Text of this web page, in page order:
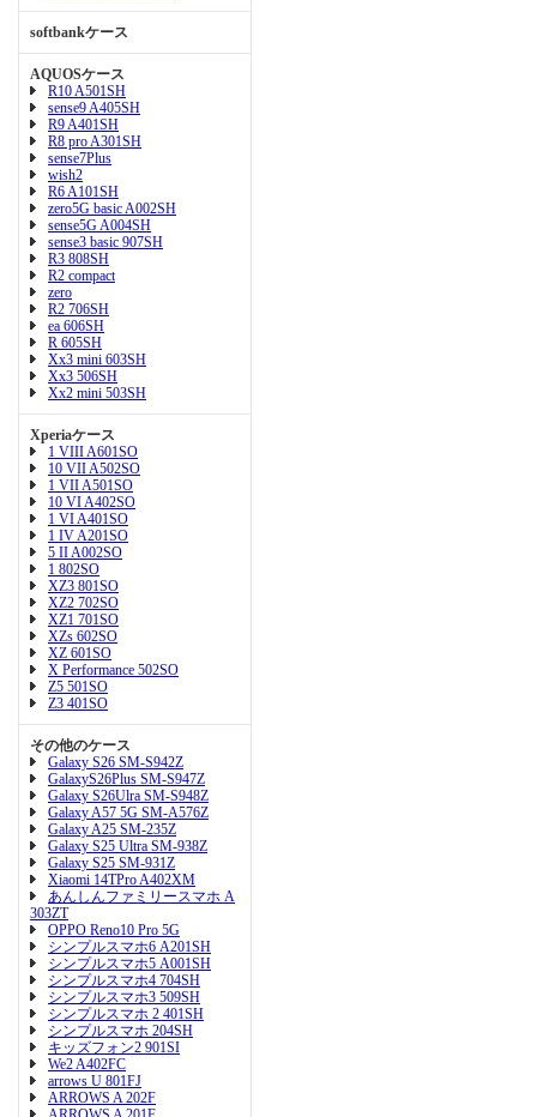
softbankケース
AQUOSケース
R10 A501SH
sense9 A405SH
R9 A401SH
R8 pro A301SH
sense7Plus
wish2
R6 A101SH
zero5G basic A002SH
sense5G A004SH
sense3 basic 907SH
R3 808SH
R2 compact
zero
R2 706SH
ea 606SH
R 605SH
Xx3 mini 603SH
Xx3 506SH
Xx2 mini 503SH
Xperiaケース
1 VIII A601SO
10 VII A502SO
1 VII A501SO
10 VI A402SO
1 VI A401SO
1 IV A201SO
5 II A002SO
1 802SO
XZ3 801SO
XZ2 702SO
XZ1 701SO
XZs 602SO
XZ 601SO
X Performance 502SO
Z5 501SO
Z3 401SO
その他のケース
Galaxy S26 SM-S942Z
GalaxyS26Plus SM-S947Z
Galaxy S26Ulra SM-S948Z
Galaxy A57 5G SM-A576Z
Galaxy A25 SM-235Z
Galaxy S25 Ultra SM-938Z
Galaxy S25 SM-931Z
Xiaomi 14TPro A402XM
あんしんファミリースマホ A
303ZT
OPPO Reno10 Pro 5G
シンプルスマホ6 A201SH
シンプルスマホ5 A001SH
シンプルスマホ4 704SH
シンプルスマホ3 509SH
シンプルスマホ 2 401SH
シンプルスマホ 204SH
キッズフォン2 901SI
We2 A402FC
arrows U 801FJ
ARROWS A 202F